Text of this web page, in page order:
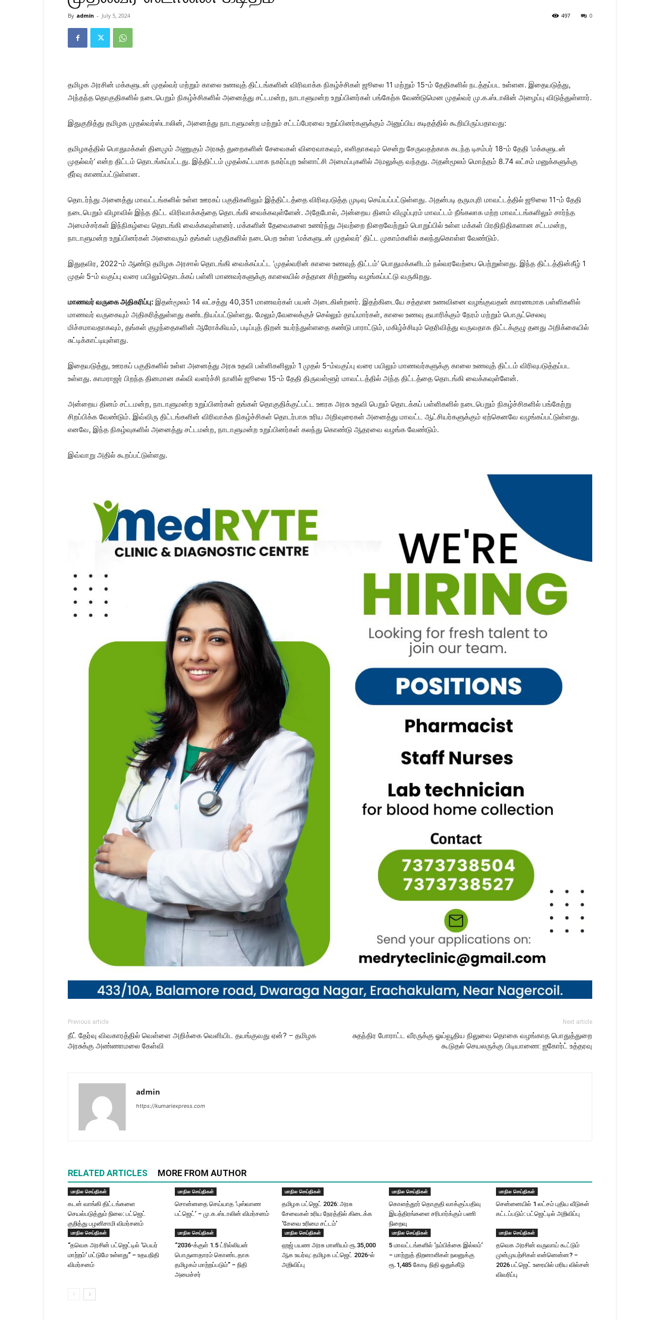
News
By admin - July 5, 2024 0
497
தமிழக அரசின் மக்களுடன் முதல்வர் மற்றும் காலை உணவுத் திட்டங்களின் விரிவாக்க நிகழ்ச்சிகள் ஜூலை 11 மற்றும் 15-ம் தேதிகளில் நடத்தப்பட உள்ளன. இதையடுத்து,
அந்தந்த தொகுதிகளில் நடைபெறும் நிகழ்ச்சிகளில் அனைத்து சட்டமன்ற, நாடாளுமன்ற உறுப்பினர்கள் பங்கேற்க வேண்டுமென முதல்வர் மு.க.ஸ்டாலின் அழைப்பு விடுத்துள்ளார்.
இதுகுறித்து தமிழக முதல்வர்ஸ்டாலின், அனைத்து நாடாளுமன்ற மற்றும் சட்டப்பேரவை உறுப்பினர்களுக்கும் அனுப்பிய கடிதத்தில் கூறியிருப்பதாவது:
தமிழகத்தில் பொதுமக்கள் தினமும் அணுகும் அரசுத் துறைகளின் சேவைகள் விரைவாகவும், எளிதாகவும் சென்று சேருவதற்காக கடந்த டிசம்பர் 18-ம் தேதி ‘மக்களுடன்
முதல்வர்’ என்ற திட்டம் தொடங்கப்பட்டது. இத்திட்டம் முதல்கட்டமாக நகர்ப்புற உள்ளாட்சி அமைப்புகளில் அமலுக்கு வந்தது. அதன்மூலம் மொத்தம் 8.74 லட்சம் மனுக்களுக்கு
தீர்வு காணப்பட்டுள்ளன.
தொடர்ந்து அனைத்து மாவட்டங்களில் உள்ள ஊரகப் பகுதிகளிலும் இத்திட்டத்தை விரிவுபடுத்த முடிவு செய்யப்பட்டுள்ளது. அதன்படி தருமபுரி மாவட்டத்தில் ஜூலை 11-ம் தேதி
நடைபெறும் விழாவில் இந்த திட்ட விரிவாக்கத்தை தொடங்கி வைக்கவுள்ளேன். அதேபோல், அன்றைய தினம் விழுப்புரம் மாவட்டம் நீங்கலாக மற்ற மாவட்டங்களிலும் சார்ந்த
அமைச்சர்கள் இந்நிகழ்வை தொடங்கி வைக்கவுள்ளனர். மக்களின் தேவைகளை உணர்ந்து அவற்றை நிறைவேற்றும் பொறுப்பில் உள்ள மக்கள் பிரதிநிதிகளான சட்டமன்ற,
நாடாளுமன்ற உறுப்பினர்கள் அனைவரும் தங்கள் பகுதிகளில் நடைபெற உள்ள ‘மக்களுடன் முதல்வர்’ திட்ட முகாம்களில் கலந்துகொள்ள வேண்டும்.
இதுதவிர, 2022-ம் ஆண்டு தமிழக அரசால் தொடங்கி வைக்கப்பட்ட ‘முதல்வரின் காலை உணவுத் திட்டம்’ பொதுமக்களிடம் நல்வரவேற்பை பெற்றுள்ளது. இந்த திட்டத்தின்கீழ் 1
முதல் 5-ம் வகுப்பு வரை பயிலும்தொடக்கப் பள்ளி மாணவர்களுக்கு காலையில் சத்தான சிற்றுண்டி வழங்கப்பட்டு வருகிறது.
மாணவர் வருகை அதிகரிப்பு: இதன்மூலம் 14 லட்சத்து 40,351 மாணவர்கள் பயன் அடைகின்றனர். இதற்கிடையே சத்தான உணவினை வழங்குவதன் காரணமாக பள்ளிகளில்
மாணவர் வருகையும் அதிகரித்துள்ளது கண்டறியப்பட்டுள்ளது. மேலும்,வேலைக்குச் செல்லும் தாய்மார்கள், காலை உணவு தயாரிக்கும் நேரம் மற்றும் பொருட்செலவு
மிச்சமாவதாகவும், தங்கள் குழந்தைகளின் ஆரோக்கியம், படிப்புத் திறன் உயர்ந்துள்ளதை கண்டு பாராட்டும், மகிழ்ச்சியும் தெரிவித்து வருவதாக திட்டக்குழு தனது அறிக்கையில்
சுட்டிக்காட்டியுள்ளது.
இதையடுத்து, ஊரகப் பகுதிகளில் உள்ள அனைத்து அரசு உதவி பள்ளிகளிலும் 1 முதல் 5-ம்வகுப்பு வரை பயிலும் மாணவர்களுக்கு காலை உணவுத் திட்டம் விரிவுபடுத்தப்பட
உள்ளது. காமராஜர் பிறந்த தினமான கல்வி வளர்ச்சி நாளில் ஜூலை 15-ம் தேதி திருவள்ளூர் மாவட்டத்தில் அந்த திட்டத்தை தொடங்கி வைக்கவுள்ளேன்.
அன்றைய தினம் சட்டமன்ற, நாடாளுமன்ற உறுப்பினர்கள் தங்கள் தொகுதிக்குட்பட்ட ஊரக அரசு உதவி பெறும் தொடக்கப் பள்ளிகளில் நடைபெறும் நிகழ்ச்சிகளில் பங்கேற்று
சிறப்பிக்க வேண்டும். இவ்விரு திட்டங்களின் விரிவாக்க நிகழ்ச்சிகள் தொடர்பாக உரிய அறிவுரைகள் அனைத்து மாவட்ட ஆட்சியர்களுக்கும் ஏற்கெனவே வழங்கப்பட்டுள்ளது.
எனவே, இந்த நிகழ்வுகளில் அனைத்து சட்டமன்ற, நாடாளுமன்ற உறுப்பினர்கள் கலந்து கொண்டு ஆதரவை வழங்க வேண்டும்.
இவ்வாறு அதில் கூறப்பட்டுள்ளது.
Previous article
நீட் தேர்வு விவகாரத்தில் வெள்ளை அறிக்கை வெளியிட தயங்குவது ஏன்? – தமிழக
அரசுக்கு அண்ணாமலை கேள்வி
Next article
சுதந்திர போராட்ட வீரருக்கு ஓய்வூதிய நிலுவை தொகை வழங்காத பொதுத்துறை
கூடுதல் செயலருக்கு பிடியாணை: ஐகோர்ட் உத்தரவு
admin
https://kumariexpress.com
RELATED ARTICLES MORE FROM AUTHOR
மாநில செய்திகள்
கடன் வாங்கி திட்டங்களை
செயல்படுத்தும் நிலை: பட்ஜெட்
குறித்து பழனிசாமி விமர்சனம்
மாநில செய்திகள்
சொன்னதை செய்யாத ‘புஸ்வாண
பட்ஜெட்’ – மு.க.ஸ்டாலின் விமர்சனம்
மாநில செய்திகள்
தமிழக பட்ஜெட் 2026: அரசு
சேவைகள் உரிய நேரத்தில் கிடைக்க
‘சேவை உரிமை சட்டம்’
மாநில செய்திகள்
கொளத்தூர் தொகுதி வாக்குப்பதிவு
இயந்திரங்களை சரிபார்க்கும் பணி
நிறைவு
மாநில செய்திகள்
சென்னையில் 1 லட்சம் புதிய வீடுகள்
கட்டப்படும்: பட்ஜெட்டில் அறிவிப்பு
மாநில செய்திகள்
“தவெக அரசின் பட்ஜெட்டில் ‘பெயர்
மாற்றம்’ மட்டுமே உள்ளது” – உதயநிதி
விமர்சனம்
மாநில செய்திகள்
“2036-க்குள் 1.5 ட்ரில்லியன்
பொருளாதாரம் கொண்டதாக
தமிழகம் மாற்றப்படும்” – நிதி
அமைச்சர்
மாநில செய்திகள்
ஹஜ் பயண அரசு மானியம் ரூ.35,000
ஆக உயர்வு: தமிழக பட்ஜெட் 2026-ல்
அறிவிப்பு
மாநில செய்திகள்
5 மாவட்டங்களில் ‘நம்பிக்கை இல்லம்’
– மாற்றுத் திறனாளிகள் நலனுக்கு
ரூ.1,485 கோடி நிதி ஒதுக்கீடு
மாநில செய்திகள்
தவெக அரசின் வருவாய் கூட்டும்
முன்முயற்சிகள் என்னென்ன? –
2026 பட்ஜெட் உரையில் மரிய வில்சன்
விவரிப்பு